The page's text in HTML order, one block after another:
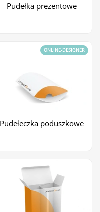
Pudełka prezentowe
Pudełeczka poduszkowe
ONLINE-DESIGNER